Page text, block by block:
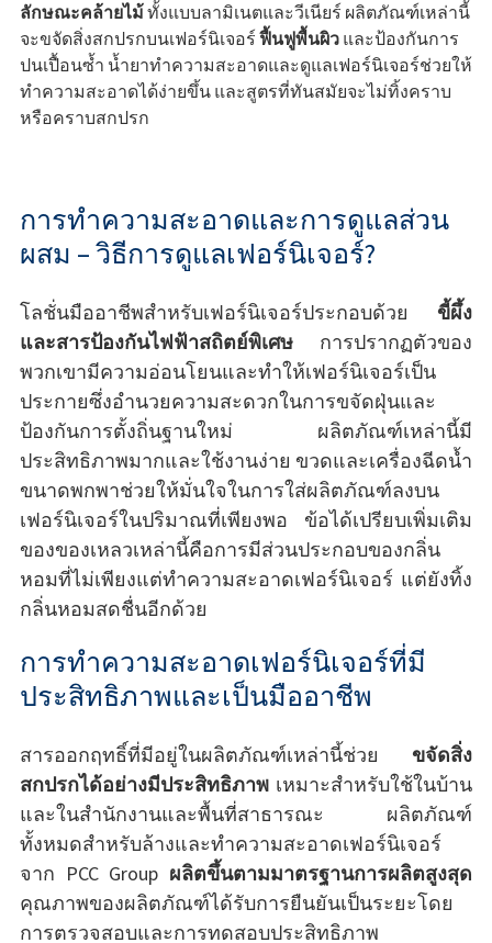
ลักษณะคล้ายไม้ทั้งแบบลามิเนตและวีเนียร์ ผลิตภัณฑ์เหล่านี้
จะขจัดสิ่งสกปรกบนเฟอร์นิเจอร์ฟื้นฟูพื้นผิวและป้องกันการ
ปนเปื้อนซ้ำ น้ำยาทำความสะอาดและดูแลเฟอร์นิเจอร์ช่วยให้
ทำความสะอาดได้ง่ายขึ้น และสูตรที่ทันสมัยจะไม่ทิ้งคราบ
หรือคราบสกปรก
การทำความสะอาดและการดูแลส่วน
ผสม – วิธีการดูแลเฟอร์นิเจอร์?
โลชั่นมืออาชีพสำหรับเฟอร์นิเจอร์ประกอบด้วย ขี้ผึ้ง
และสารป้องกันไฟฟ้าสถิตย์พิเศษการปรากฏตัวของ
พวกเขามีความอ่อนโยนและทำให้เฟอร์นิเจอร์เป็น
ประกายซึ่งอำนวยความสะดวกในการขจัดฝุ่นและ
ป้องกันการตั้งถิ่นฐานใหม่ ผลิตภัณฑ์เหล่านี้มี
ประสิทธิภาพมากและใช้งานง่าย ขวดและเครื่องฉีดน้ำ
ขนาดพกพาช่วยให้มั่นใจในการใส่ผลิตภัณฑ์ลงบน
เฟอร์นิเจอร์ในปริมาณที่เพียงพอ ข้อได้เปรียบเพิ่มเติม
ของของเหลวเหล่านี้คือการมีส่วนประกอบของกลิ่น
หอมที่ไม่เพียงแต่ทำความสะอาดเฟอร์นิเจอร์ แต่ยังทิ้ง
กลิ่นหอมสดชื่นอีกด้วย
การทำความสะอาดเฟอร์นิเจอร์ที่มี
ประสิทธิภาพและเป็นมืออาชีพ
สารออกฤทธิ์ที่มีอยู่ในผลิตภัณฑ์เหล่านี้ช่วย ขจัดสิ่ง
สกปรกได้อย่างมีประสิทธิภาพเหมาะสำหรับใช้ในบ้าน
และในสำนักงานและพื้นที่สาธารณะ ผลิตภัณฑ์
ทั้งหมดสำหรับล้างและทำความสะอาดเฟอร์นิเจอร์
จาก PCC Group ผลิตขึ้นตามมาตรฐานการผลิตสูงสุด
คุณภาพของผลิตภัณฑ์ได้รับการยืนยันเป็นระยะโดย
การตรวจสอบและการทดสอบประสิทธิภาพ